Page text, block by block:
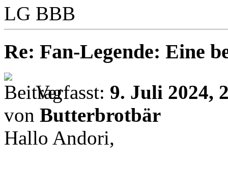
LG BBB
Re: Fan-Legende: Eine
Verfasst: 9. Juli 2024,
von Butterbrotbär
Hallo Andori,